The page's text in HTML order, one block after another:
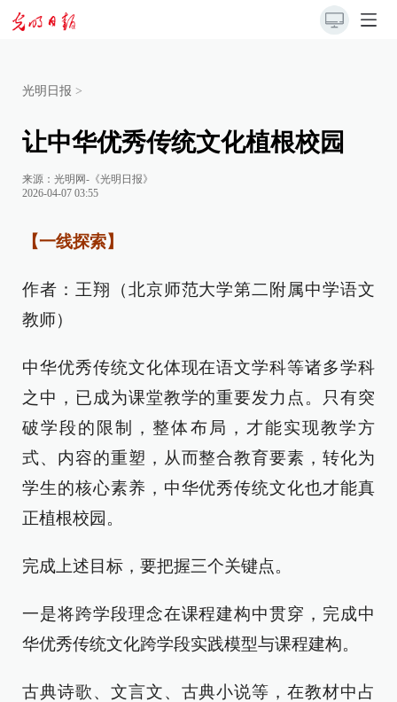
光明日报 >
让中华优秀传统文化植根校园
来源： 光明网-《光明日报》
2026-04-07 03:55
【一线探索】
作者：王翔（北京师范大学第二附属中学语文
教师）
中华优秀传统文化体现在语文学科等诸多学科
之中，已成为课堂教学的重要发力点。只有突
破学段的限制，整体布局，才能实现教学方
式、内容的重塑，从而整合教育要素，转化为
学生的核心素养，中华优秀传统文化也才能真
正植根校园。
完成上述目标，要把握三个关键点。
一是将跨学段理念在课程建构中贯穿，完成中
华优秀传统文化跨学段实践模型与课程建构。
古典诗歌、文言文、古典小说等，在教材中占